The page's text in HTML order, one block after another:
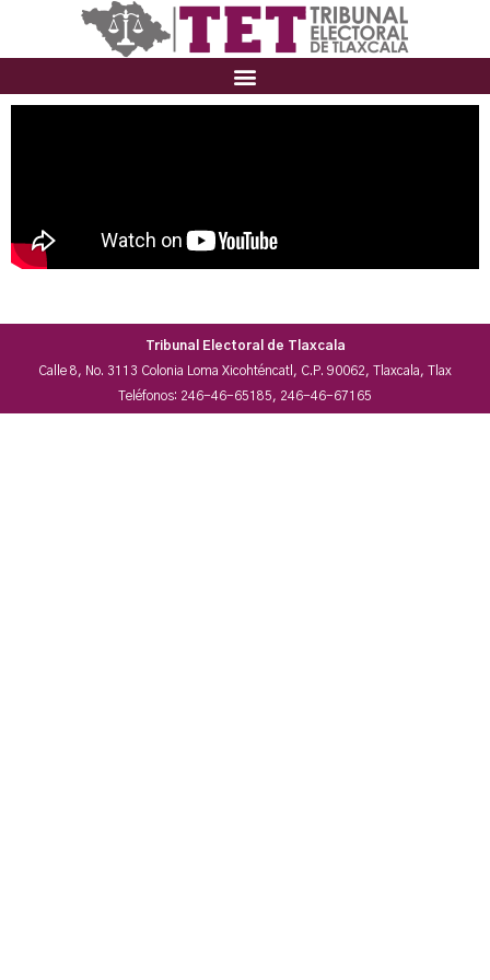
Tribunal Electoral de Tlaxcala
Calle 8, No. 3113 Colonia Loma Xicohténcatl, C.P. 90062, Tlaxcala, Tlax
Teléfonos: 246-46-65185, 246-46-67165